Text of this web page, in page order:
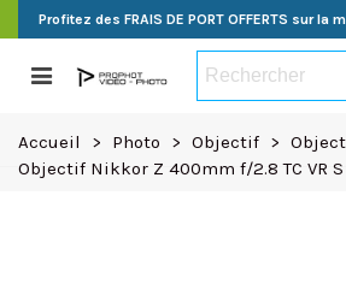
Profitez des FRAIS DE PORT OFFERTS sur la
Accueil > Photo > Objectif >
Objectif Nikkor Z 400mm f/2.8 TC VR S